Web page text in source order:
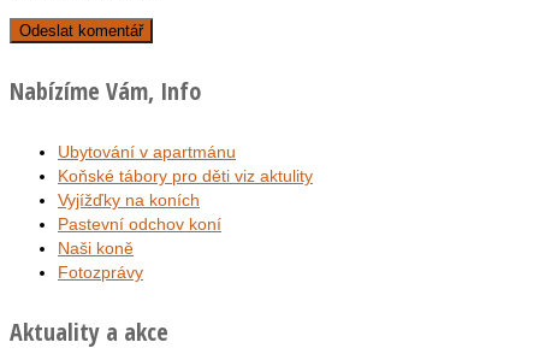
Nabízíme Vám, Info
Ubytování v apartmánu
Koňské tábory pro děti viz aktulity
Vyjížďky na koních
Pastevní odchov koní
Naši koně
Fotozprávy
Aktuality a akce